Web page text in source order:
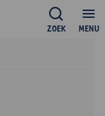
MENU
ZOEK